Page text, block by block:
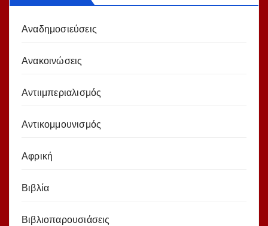
Αναδημοσιεύσεις
Ανακοινώσεις
Αντιιμπεριαλισμός
Αντικομμουνισμός
Αφρική
Βιβλία
Βιβλιοπαρουσιάσεις